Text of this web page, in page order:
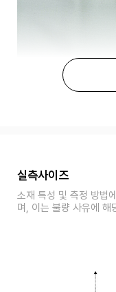
실측사이즈
소재 특성 및 측정 방법
며, 이는 불량 사유에 해